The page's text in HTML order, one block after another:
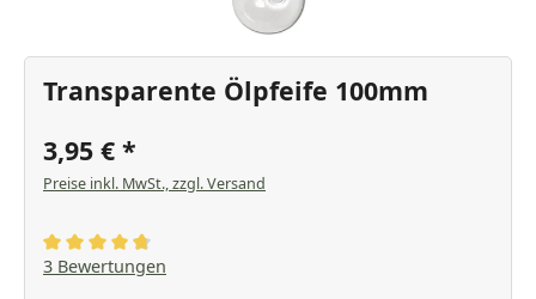
Transparente Ölpfeife 100mm
3,95 €
Preise inkl. MwSt., zzgl. Versand
Durchschnittliche Bewertung von 4.67 von 5 Sternen
3 Bewertungen